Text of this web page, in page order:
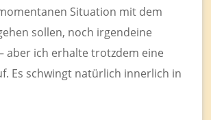
Situation mit dem
sollen, noch irgendeine
aber ich erhalte trotzdem eine
Es schwingt natürlich innerlich in